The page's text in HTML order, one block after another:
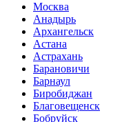
Москва
Анадырь
Архангельск
Астана
Астрахань
Барановичи
Барнаул
Биробиджан
Благовещенск
Бобруйск